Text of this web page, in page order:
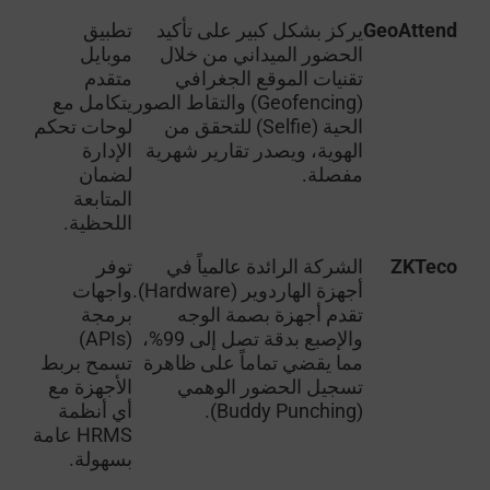
GeoAttendيركز بشكل كبير على تأكيد
الحضور الميداني من خلال
تقنيات الموقع الجغرافي
(Geofencing) والتقاط الصور
الحية (Selfie) للتحقق من
الهوية، ويصدر تقارير شهرية
مفصلة.
تطبيق
موبايل
متقدم
يتكامل مع
لوحات تحكم
الإدارة
لضمان
المتابعة
اللحظية.
ZKTeco
الشركة الرائدة عالمياً في
أجهزة الهاردوير (Hardware).
تقدم أجهزة بصمة الوجه
والإصبع بدقة تصل إلى 99%،
مما يقضي تماماً على ظاهرة
تسجيل الحضور الوهمي
(Buddy Punching).
توفر
واجهات
برمجة
(APIs)
تسمح بربط
الأجهزة مع
أي أنظمة
HRMS عامة
بسهولة.